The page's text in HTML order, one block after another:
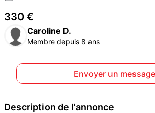
330 €
Caroline D.
Membre depuis 8 ans
Envoyer un message
Description de l'annonce